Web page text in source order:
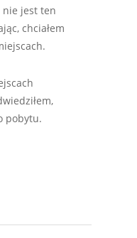
nie jest ten
chciałem
pobytu.